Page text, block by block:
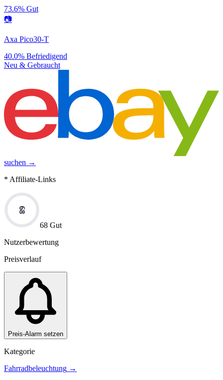
73.6% Gut
📷
Axa Pico30-T
40.0% Befriedigend
Neu & Gebraucht
suchen →
* Affiliate-Links
68
68 Gut
Nutzerbewertung
Preisverlauf
Preis-Alarm setzen
Kategorie
Fahrradbeleuchtung →